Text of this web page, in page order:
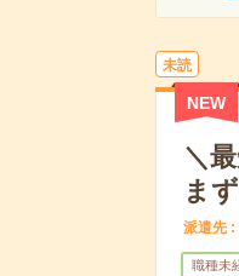
未読
NEW
＼
ま
派遣先
職種未